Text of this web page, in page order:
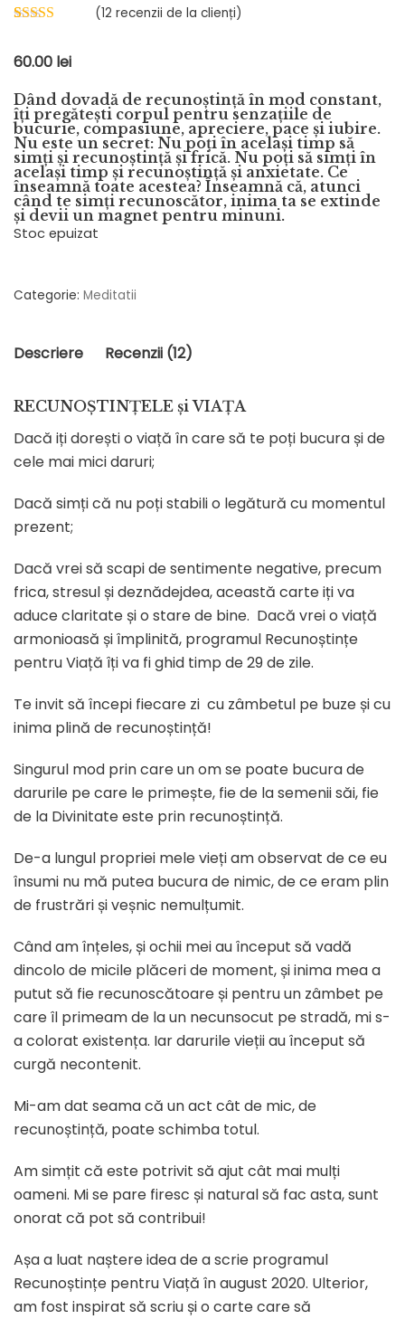
baza a
clienți
(12 recenzii de la clienți)
60.00 lei
Dând dovadă de recunoștință în mod constant,
îți pregătești corpul pentru senzațiile de
bucurie, compasiune, apreciere, pace și iubire.
Nu este un secret: Nu poți în același timp să
simți și recunoștință și frică. Nu poți să simți în
același timp și recunoștință și anxietate. Ce
înseamnă toate acestea? Înseamnă că, atunci
când te simți recunoscător, inima ta se extinde
și devii un magnet pentru minuni.​
Stoc epuizat
Categorie: Meditatii
Descriere Recenzii (12)
RECUNOȘTINȚELE și VIAȚA
Dacă iți dorești o viață în care să te poți bucura și de
cele mai mici daruri;
Dacă simți că nu poți stabili o legătură cu momentul
prezent;
Dacă vrei să scapi de sentimente negative, precum
frica, stresul și deznădejdea, această carte iți va
aduce claritate și o stare de bine. Dacă vrei o viață
armonioasă și împlinită, programul Recunoștințe
pentru Viață îți va fi ghid timp de 29 de zile.
Te invit să începi fiecare zi cu zâmbetul pe buze și cu
inima plină de recunoștință!
Singurul mod prin care un om se poate bucura de
darurile pe care le primește, fie de la semenii săi, fie
de la Divinitate este prin recunoștință.
De-a lungul propriei mele vieți am observat de ce eu
însumi nu mă putea bucura de nimic, de ce eram plin
de frustrări și veșnic nemulțumit.
Când am înțeles, și ochii mei au început să vadă
dincolo de micile plăceri de moment, și inima mea a
putut să fie recunoscătoare și pentru un zâmbet pe
care îl primeam de la un necunsocut pe stradă, mi s-
a colorat existența. Iar darurile vieții au început să
curgă necontenit.
Mi-am dat seama că un act cât de mic, de
recunoștință, poate schimba totul.
Am simțit că este potrivit să ajut cât mai mulți
oameni. Mi se pare firesc și natural să fac asta, sunt
onorat că pot să contribui!
Așa a luat naștere idea de a scrie programul
Recunoștințe pentru Viață în august 2020. Ulterior,
am fost inspirat să scriu și o carte care să